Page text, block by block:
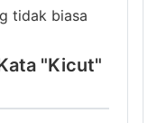
tidak biasa
"Kicut"